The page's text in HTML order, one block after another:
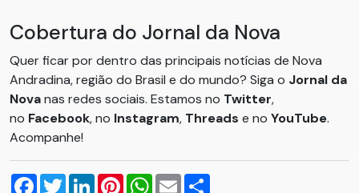
Cobertura do Jornal da Nova
Quer ficar por dentro das principais notícias de Nova
Andradina, região do Brasil e do mundo? Siga o Jornal da
Novanas redes sociais. Estamos no Twitter,
no Facebook, no Instagram, Threads e no YouTube.
Acompanhe!
Facebook
TwitterLinkedInPinterestWhatsApp
Email